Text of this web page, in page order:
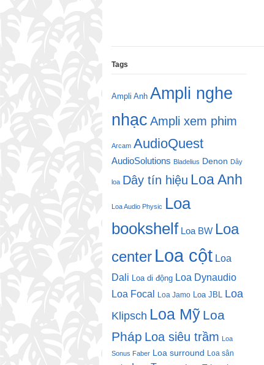
Tags
Ampli Anh Ampli nghe
nhạc Ampli xem phim
Arcam AudioQuest
AudioSolutions Bladelius Denon Dây
loa Dây tín hiệu Loa Anh
Loa Audio Physic Loa
bookshelf Loa BW Loa
center Loa cột Loa
Dali Loa di động Loa Dynaudio
Loa Focal
Loa Jamo Loa JBL Loa
Klipsch Loa Mỹ Loa
Pháp Loa siêu trầm Loa
Sonus Faber Loa surround Loa sân